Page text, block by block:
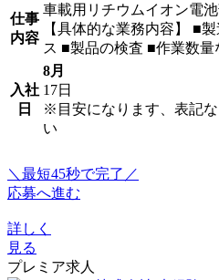
仕事
内容
車載用リチウムイオン電
【具体的な業務内容】 ■
ス ■製品の検査 ■作業数量
入社
日
8月
17日
※目安になります、表記
い
＼最短45秒で完了／
応募へ進む
詳しく
見る
プレミア求人